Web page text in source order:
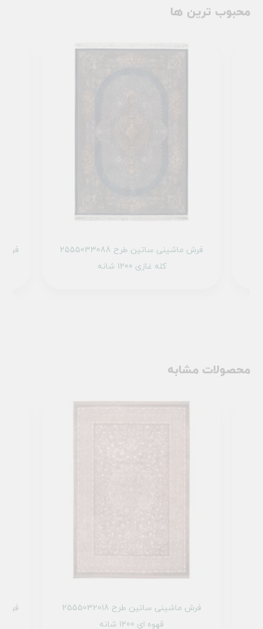
محبوب ترین ها
فرش ماشینی ساتین طرح 2555033088
کله غازی 1200 شانه
محصولات مشابه
فرش ماشینی ساتین طرح 2555032018
قهوه ای 1200 شانه